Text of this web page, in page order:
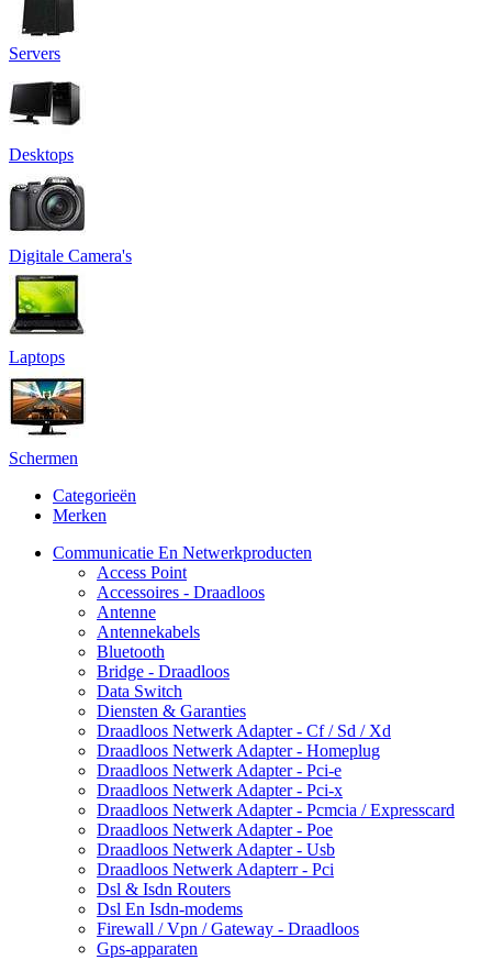
Servers
Desktops
Digitale Camera's
Laptops
Schermen
Categorieën
Merken
Communicatie En Netwerkproducten
Access Point
Accessoires - Draadloos
Antenne
Antennekabels
Bluetooth
Bridge - Draadloos
Data Switch
Diensten & Garanties
Draadloos Netwerk Adapter - Cf / Sd / Xd
Draadloos Netwerk Adapter - Homeplug
Draadloos Netwerk Adapter - Pci-e
Draadloos Netwerk Adapter - Pci-x
Draadloos Netwerk Adapter - Pcmcia / Expresscard
Draadloos Netwerk Adapter - Poe
Draadloos Netwerk Adapter - Usb
Draadloos Netwerk Adapterr - Pci
Dsl & Isdn Routers
Dsl En Isdn-modems
Firewall / Vpn / Gateway - Draadloos
Gps-apparaten